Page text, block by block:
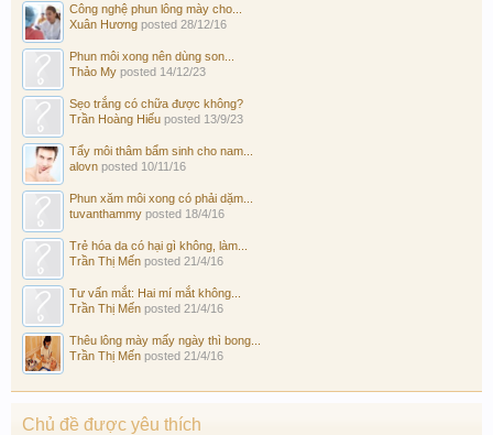
Công nghệ phun lông mày cho...
Xuân Hương posted 28/12/16
Phun môi xong nên dùng son...
Thảo My posted 14/12/23
Sẹo trắng có chữa được không?
Trần Hoàng Hiếu posted 13/9/23
Tẩy môi thâm bẩm sinh cho nam...
alovn posted 10/11/16
Phun xăm môi xong có phải dặm...
tuvanthammy posted 18/4/16
Trẻ hóa da có hại gì không, làm...
Trần Thị Mến posted 21/4/16
Tư vấn mắt: Hai mí mắt không...
Trần Thị Mến posted 21/4/16
Thêu lông mày mấy ngày thì bong...
Trần Thị Mến posted 21/4/16
Chủ đề được yêu thích